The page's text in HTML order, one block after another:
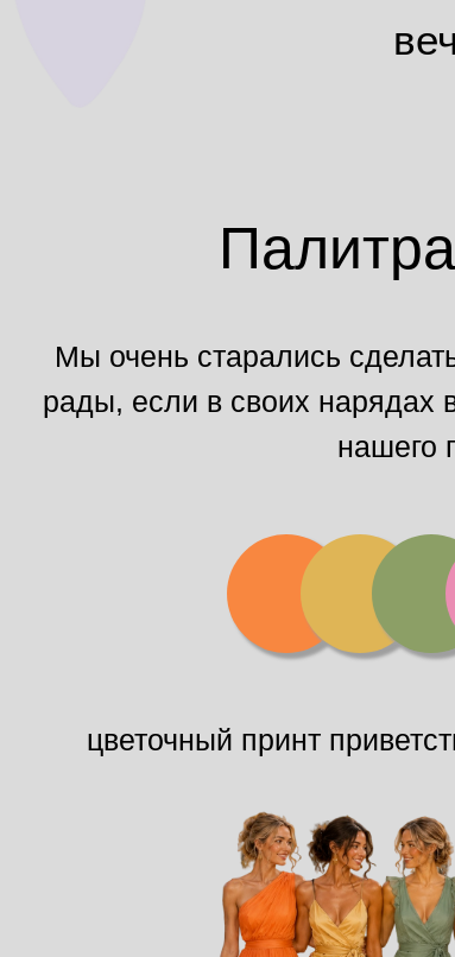
Мы очень старались
рады, если в своих нарядах
нашего
цветочный принт